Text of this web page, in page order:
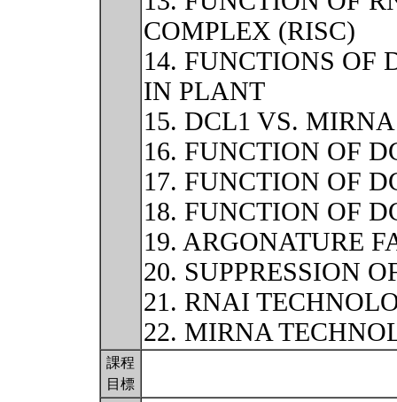
COMPLEX (RISC)
14. FUNCTIONS OF
IN PLANT
15. DCL1 VS.
16. FUNCTION OF
17. FUNCTION OF
18. FUNCTION OF
19. ARGONATURE
20. SUPPRESSION
21. RNAI
22. MIRNA
課程
目標